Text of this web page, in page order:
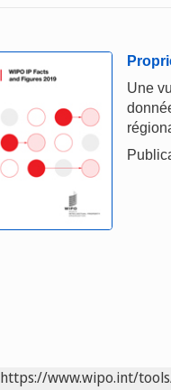
Une
https://www.wipo.int/